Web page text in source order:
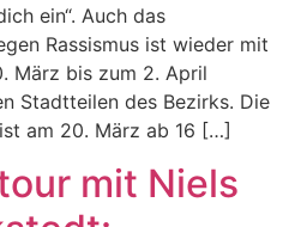
ein“. Auch das
Rassismus ist wieder mit
März bis zum 2. April
Stadtteilen des Bezirks. Die
am 20. März ab 16 […]
mit Niels